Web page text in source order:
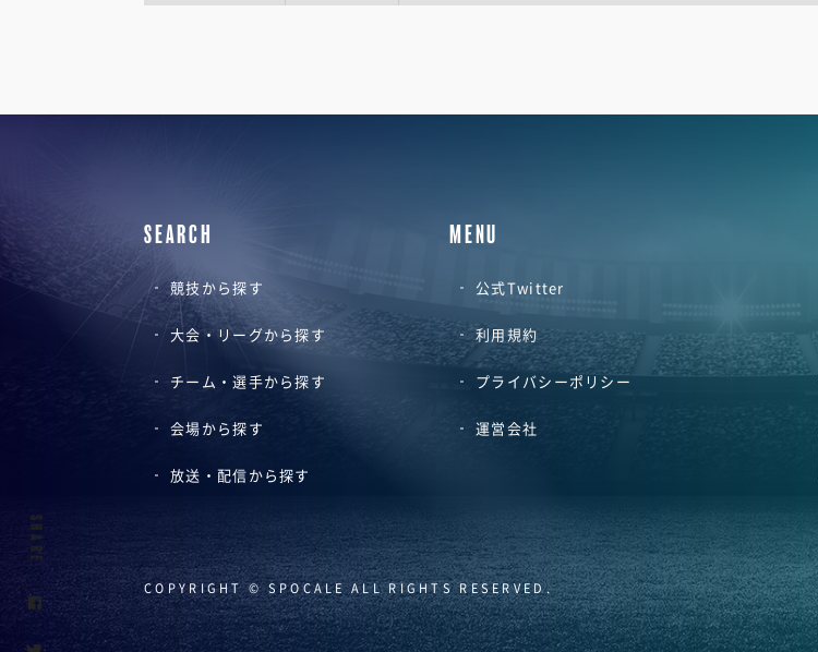
SEARCH
競技から探す
大会・リーグから探す
チーム・選手から探す
会場から探す
放送・配信から探す
MENU
公式Twitter
利用規約
プライバシーポリシー
運営会社
COPYRIGHT © SPOCALE ALL RIGHTS RESERVED.
SHARE